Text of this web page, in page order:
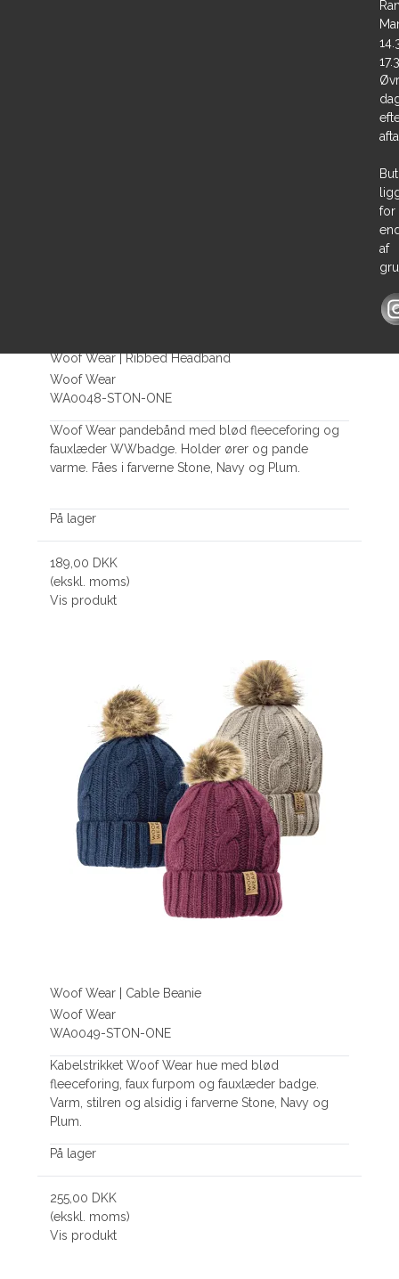
Woof Wear | Ribbed Headband
Woof Wear
WA0048-STON-ONE
Woof Wear pandebånd med blød fleeceforing og
fauxlæder WWbadge. Holder ører og pande
varme. Fåes i farverne Stone, Navy og Plum.
På lager
189,00 DKK
(ekskl. moms)
Vis produkt
Woof Wear | Cable Beanie
Woof Wear
WA0049-STON-ONE
Kabelstrikket Woof Wear hue med blød
fleeceforing, faux furpom og fauxlæder badge.
Varm, stilren og alsidig i farverne Stone, Navy og
Plum.
På lager
255,00 DKK
(ekskl. moms)
Vis produkt
for
af